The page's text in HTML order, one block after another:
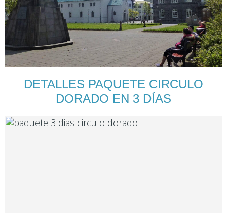
DETALLES PAQUETE CIRCULO
DORADO EN 3 DÍAS